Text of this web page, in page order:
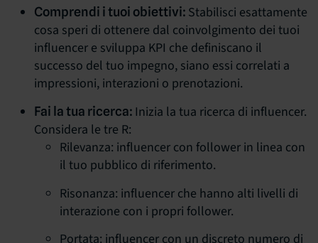
Comprendi i tuoi obiettivi: Stabilisci esattamente
cosa speri di ottenere dal coinvolgimento dei tuoi
influencer e sviluppa KPI che definiscano il
successo del tuo impegno, siano essi correlati a
impressioni, interazioni o prenotazioni.
Fai la tua ricerca: Inizia la tua ricerca di influencer.
Considera le tre R:
Rilevanza: influencer con follower in linea con
il tuo pubblico di riferimento.
Risonanza: influencer che hanno alti livelli di
interazione con i propri follower.
Portata: influencer con un discreto numero di